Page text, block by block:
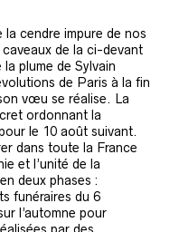
la cendre impure de nos
de la ci-devant
la plume de Sylvain
de Paris à la fin
vœu se réalise. La
ordonnant la
le 10 août suivant.
dans toute la France
et l’unité de la
deux phases :
funéraires du 6
l’automne pour